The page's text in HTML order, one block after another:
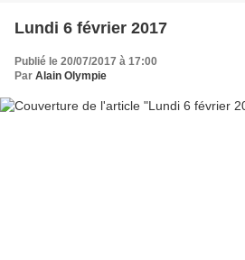
Lundi 6 février 2017
Publié le 20/07/2017 à 17:00
Par Alain Olympie